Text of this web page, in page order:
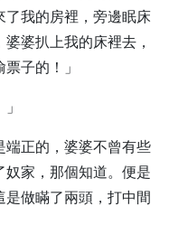
了我的房裡，旁邊眠床
婆扒上我的床裡去，
子的！」
端正的，婆婆不曾有些
奴家，那個知道。便是
做瞞了兩頭，打中間